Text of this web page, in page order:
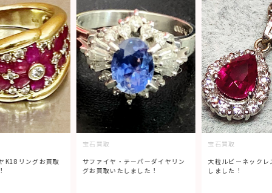
ーパーダイヤリン
ました！
宝石買取
大粒ルビーネックレスお買取いた
しました！
宝石買取
大粒エメラルドネ
いたしました！